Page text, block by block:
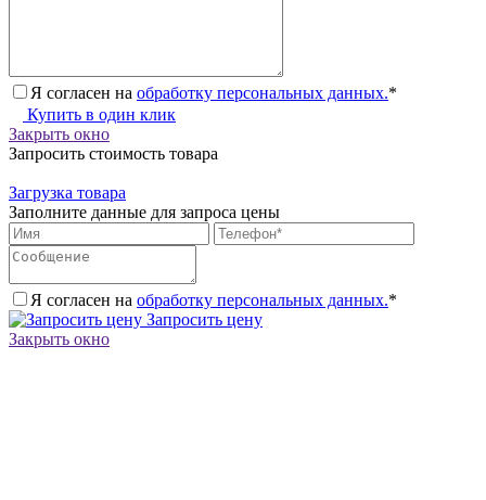
Я согласен на обработку персональных данных.*
Купить в один клик
Закрыть окно
Запросить стоимость товара
Загрузка товара
Заполните данные для запроса цены
Я согласен на обработку персональных данных.*
Запросить цену
Закрыть окно